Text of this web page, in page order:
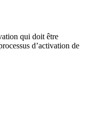
qui doit être
d’activation de